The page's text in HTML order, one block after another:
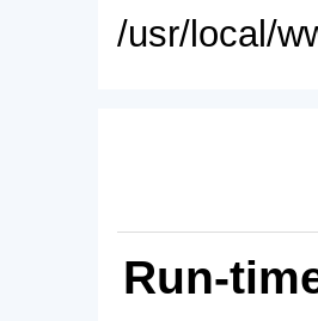
/usr/local/
Run-